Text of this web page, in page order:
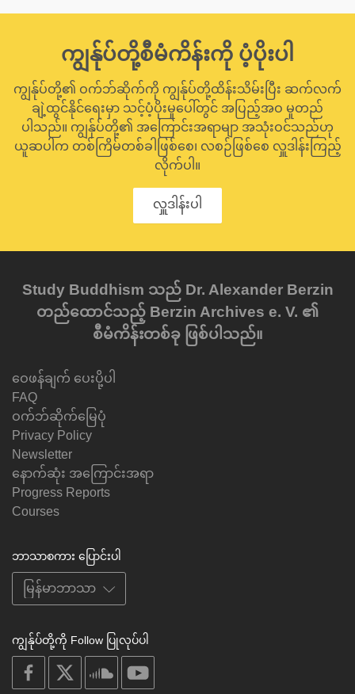
ကျွန်ုပ်တို့စီမံကိန်းကို ပံ့ပိုးပါ
ကျွန်ုပ်တို့၏ ဝက်ဘ်ဆိုက်ကို ကျွန်ုပ်တို့ထိန်းသိမ်းပြီး ဆက်လက်
ချဲ့ထွင်နိုင်ရေးမှာ သင့်ပံ့ပိုးမှုပေါ်တွင် အပြည့်အဝ မူတည်
ပါသည်။ ကျွန်ုပ်တို့၏ အကြောင်းအရာမျာ အသုံးဝင်သည်ဟု
ယူဆပါက တစ်ကြိမ်တစ်ခါဖြစ်စေ၊ လစဉ်ဖြစ်စေ လှူဒါန်းကြည့်
လိုက်ပါ။
လှူဒါန်းပါ
Study Buddhism သည် Dr. Alexander Berzin
တည်ထောင်သည့် Berzin Archives e. V. ၏
စီမံကိန်းတစ်ခု ဖြစ်ပါသည်။
ဝေဖန်ချက် ပေးပို့ပါ
FAQ
ဝက်ဘ်ဆိုက်မြေပုံ
Privacy Policy
Newsletter
နောက်ဆုံး အကြောင်းအရာ
Progress Reports
Courses
ဘာသာစကား ပြောင်းပါ
ကျွန်ုပ်တို့ကို Follow ပြုလုပ်ပါ
on
facebook
soundcloud